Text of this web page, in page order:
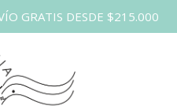
GRATIS DESDE $215.000